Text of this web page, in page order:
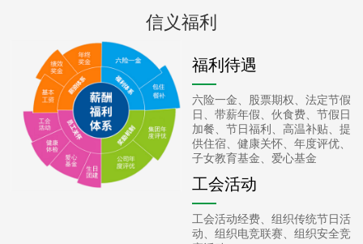
信义福利
福利待遇
六险一金、股票期权、法定节假
日、带薪年假、伙食费、节假日
加餐、节日福利、高温补贴、提
供住宿、健康关怀、年度评优、
子女教育基金、爱心基金
工会活动
工会活动经费、组织传统节日活
动、组织电竞联赛、组织安全竞